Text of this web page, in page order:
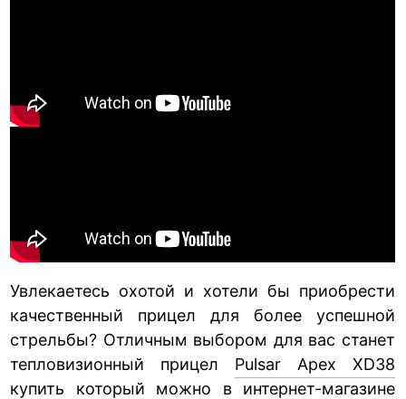
Увлекаетесь охотой и хотели бы приобрести
качественный прицел для более успешной
стрельбы? Отличным выбором для вас станет
тепловизионный прицел Pulsar Apex XD38
купить который можно в интернет-магазине